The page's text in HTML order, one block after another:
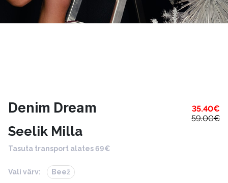
Denim Dream 35.40€
59.00€
Seelik Milla
Tasuta transport alates 69€
Vali värv: Beež